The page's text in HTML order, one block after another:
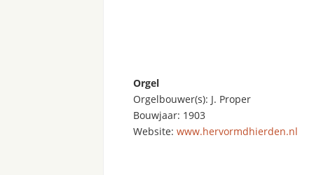
Orgel
Orgelbouwer(s): J. Proper
Bouwjaar: 1903
Website: www.hervormdhierden.nl